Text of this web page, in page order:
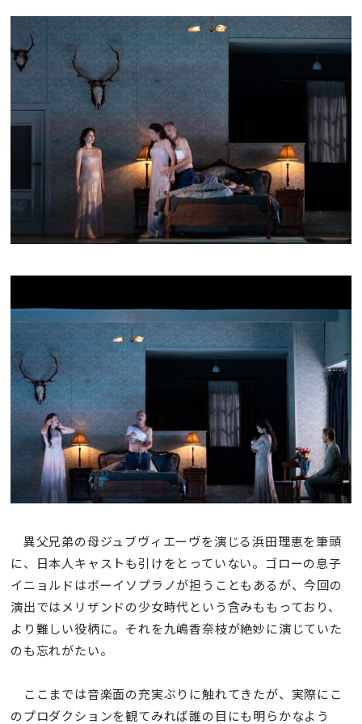
異父兄弟の母ジュブヴィエーヴを演じる浜田理恵を筆頭
に、日本人キャストも引けをとっていない。ゴローの息子
イニョルドはボーイソプラノが担うこともあるが、今回の
演出ではメリザンドの少女時代という含みももっており、
より難しい役柄に。それを九嶋香奈枝が絶妙に演じていた
のも忘れがたい。
ここまでは音楽面の充実ぶりに触れてきたが、実際にこ
のプロダクションを観てみれば誰の目にも明らかなよう